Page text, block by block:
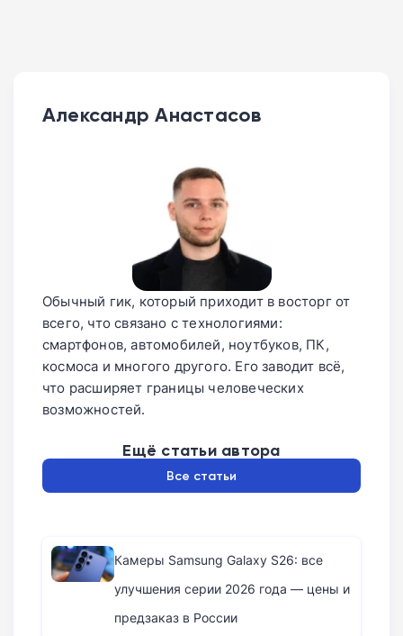
Александр Анастасов
Обычный гик, который приходит в восторг от
всего, что связано с технологиями:
смартфонов, автомобилей, ноутбуков, ПК,
космоса и многого другого. Его заводит всё,
что расширяет границы человеческих
возможностей.
Ещё статьи автора
Все статьи
Камеры Samsung Galaxy S26: все
улучшения серии 2026 года — цены и
предзаказ в России